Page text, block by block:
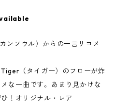
ンソウル）からの一言リコメ
（タイガー）のフローが炸
な一曲です。あまり見かけな
！オリジナル・レア